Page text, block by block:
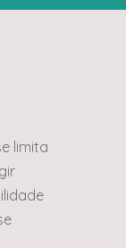
limita